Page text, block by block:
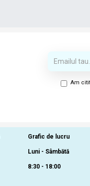
Am
Grafic de lucru
Luni - Sâmbătă
8:30 - 18:00